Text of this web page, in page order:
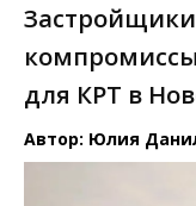
для КРТ в
Автор: Юлия